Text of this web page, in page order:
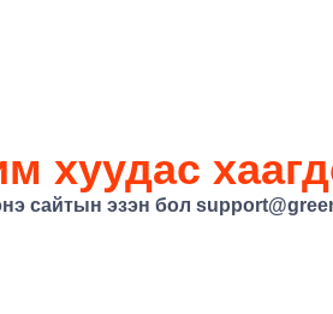
хуудас
сайтын эзэн бол